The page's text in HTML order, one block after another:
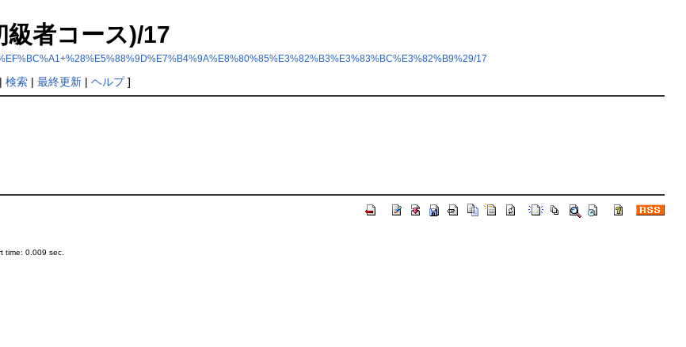
者コース)/17
17
検索| 最終更新| ヘルプ]
time: 0.009 sec.